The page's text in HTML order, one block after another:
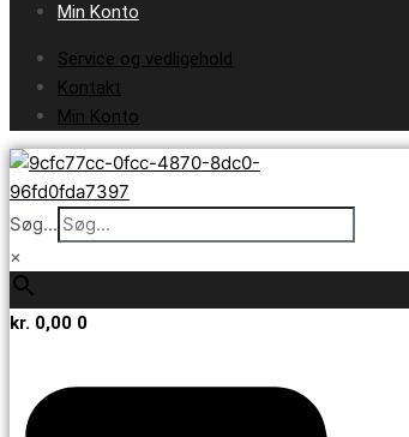
Min Konto
Service og vedligehold
Kontakt
Min Konto
Søg...
×
kr. 0,00 0